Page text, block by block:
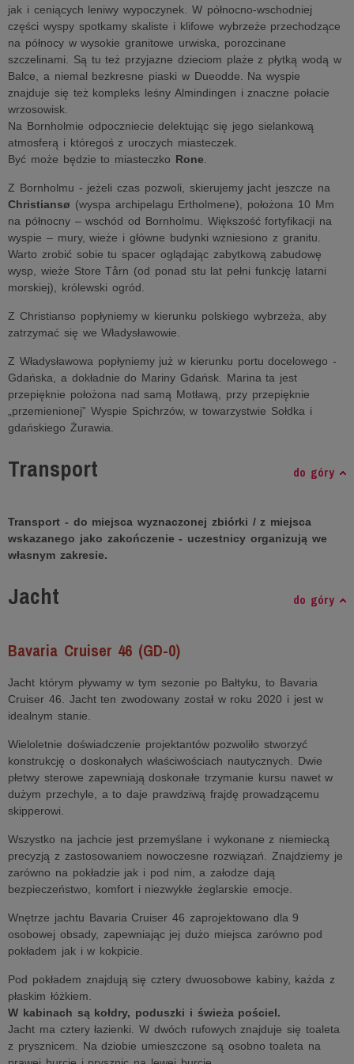
jak i ceniących leniwy wypoczynek. W północno-wschodniej
części wyspy spotkamy skaliste i klifowe wybrzeże przechodzące
na północy w wysokie granitowe urwiska, porozcinane
szczelinami. Są tu też przyjazne dzieciom plaże z płytką wodą w
Balce, a niemal bezkresne piaski w Dueodde. Na wyspie
znajduje się też kompleks leśny Almindingen i znaczne połacie
wrzosowisk.
Na Bornholmie odpoczniecie delektując się jego sielankową
atmosferą i któregoś z uroczych miasteczek.
Być może będzie to miasteczko Rone
Z Bornholmu - jeżeli czas pozwoli, skierujemy jacht jeszcze na
Christiansø (wyspa archipelagu Ertholmene), położona 10 Mm
na północny – wschód od Bornholmu. Większość fortyfikacji na
wyspie – mury, wieże i główne budynki wzniesiono z granitu.
Warto zrobić sobie tu spacer oglądając zabytkową zabudowę
wysp, wieże Store Tårn (od ponad stu lat pełni funkcję latarni
morskiej), królewski ogród.
Z Christianso popłyniemy w kierunku polskiego wybrzeża, aby
zatrzymać się we Władysławowie.
Z Władysławowa popłyniemy już w kierunku portu docelowego -
Gdańska, a dokładnie do Mariny Gdańsk. Marina ta jest
przepięknie położona nad samą Motławą, przy przepięknie
„przemienionej” Wyspie Spichrzów, w towarzystwie Sołdka i
gdańskiego Żurawia.
Transport do góry
Transport - do miejsca wyznaczonej zbiórki / z miejsca
wskazanego jako zakończenie - uczestnicy organizują we
własnym zakresie.
Jacht do góry
Bavaria Cruiser 46 (GD-0)
Jacht którym pływamy w tym sezonie po Bałtyku, to Bavaria
Cruiser 46. Jacht ten zwodowany został w roku 2020 i jest w
idealnym stanie.
Wieloletnie doświadczenie projektantów pozwoliło stworzyć
konstrukcję o doskonałych właściwościach nautycznych. Dwie
płetwy sterowe zapewniają doskonałe trzymanie kursu nawet w
dużym przechyle, a to daje prawdziwą frajdę prowadzącemu
skipperowi.
Wszystko na jachcie jest przemyślane i wykonane z niemiecką
precyzją z zastosowaniem nowoczesne rozwiązań. Znajdziemy je
zarówno na pokładzie jak i pod nim, a załodze dają
bezpieczeństwo, komfort i niezwykłe żeglarskie emocje.
Wnętrze jachtu Bavaria Cruiser 46 zaprojektowano dla 9
osobowej obsady, zapewniając jej dużo miejsca zarówno pod
pokładem jak i w kokpicie.
Pod pokładem znajdują się cztery dwuosobowe kabiny, każda z
płaskim łóżkiem.
W kabinach są kołdry, poduszki i świeża pościel.
Jacht ma cztery łazienki. W dwóch rufowych znajduje się toaleta
z prysznicem. Na dziobie umieszczone są osobno toaleta na